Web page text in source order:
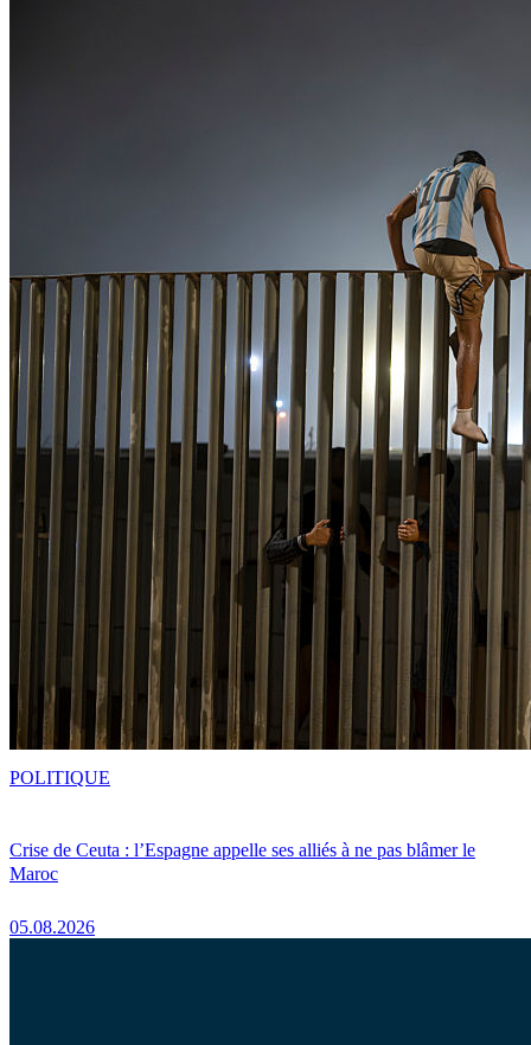
Crise de Ceuta : l’Espagne appelle ses alliés à ne pas blâmer le
Maroc
05.08.2026
POLITIQUE